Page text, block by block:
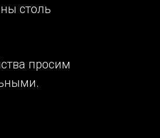
столь
просим